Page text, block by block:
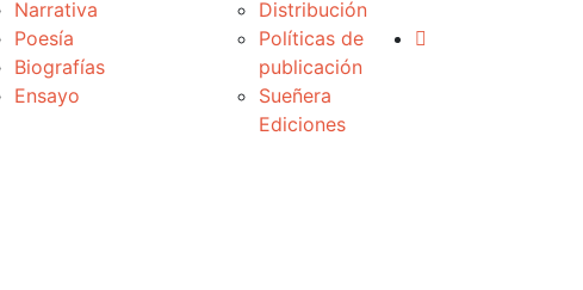
Narrativa
Poesía
Biografías
Ensayo
Distribución
Políticas de
publicación
Sueñera
Ediciones